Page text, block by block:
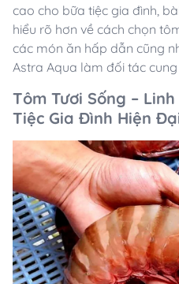
cao cho bữa tiệc gia đình,
hiểu rõ hơn về cách chọn
các món ăn hấp dẫn cũng
Astra Aqua làm đối tác
Tôm Tươi Sống –
Tiệc Gia Đình Hiện